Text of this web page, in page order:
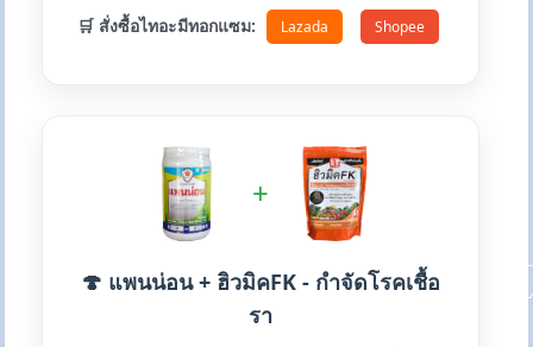
🛒 สั่งซื้อไทอะมีทอกแซม: Lazada Shopee
+
🍄 แพนน่อน + ฮิวมิคFK - กำจัดโรคเชื้อ
รา